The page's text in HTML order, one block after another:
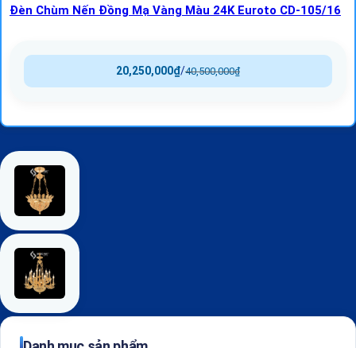
Đèn Chùm Nến Đồng Mạ Vàng Màu 24K Euroto CD-105/16
40,500,000₫
/
20,250,000₫